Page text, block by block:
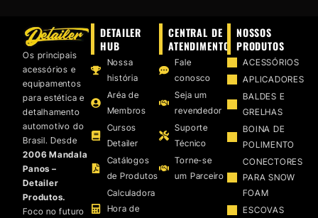
Os principais
acessórios e
equipamentos
para estética e
detalhamento
automotivo do
Brasil. Desde
2006 Mandala
Panos –
Detailer
Produtos.
Foco no futuro
DETAILER
HUB
Nossa
história
Aréa de
Membros
Cursos
Detailer
Catálogos
de Produtos
Calculadora
Hora de
CENTRAL DE
ATENDIMENTO
Fale
conosco
Seja um
revendedor
Suporte
Técnico
Torne-se
um Parceiro
NOSSOS
PRODUTOS
ACESSÓRIOS
APLICADORES
BALDES E
GRELHAS
BOINA DE
POLIMENTO
CONECTORES
PARA SNOW
FOAM
ESCOVAS